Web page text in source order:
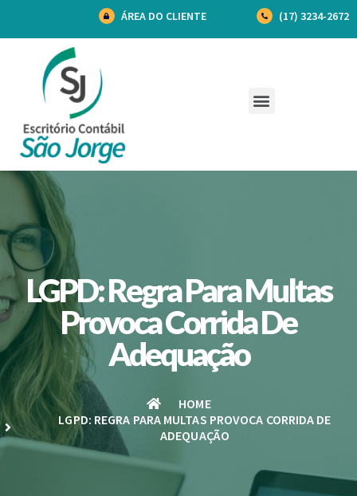
ÁREA DO CLIENTE (17) 3234-2672
LGPD: Regra Para Multas
Provoca Corrida De
Adequação
HOME
LGPD: REGRA PARA MULTAS PROVOCA CORRIDA DE
ADEQUAÇÃO